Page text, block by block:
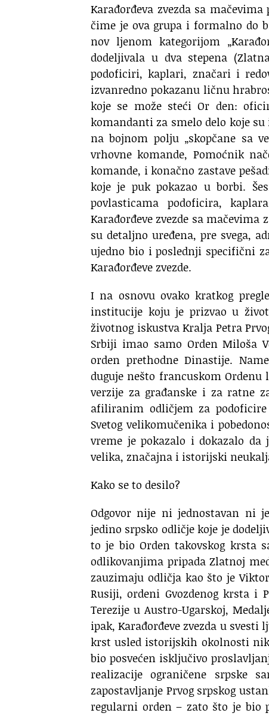
Karađorđeva zvezda sa mačevima
čime je ova grupa i formalno do
nov ljenom kategorijom
dodeljivala u dva stepena
podoficiri, kaplari, značari i
izvanredno pokazanu ličnu
koje se može steći Or den:
komandanti za smelo delo koje
na bojnom polju „skopčane sa
vrhovne komande, Pomoćnik
komande, i konačno zastave
koje je puk pokazao u borbi.
povlasticama podoficira,
Karađorđeve zvezde sa mačevima
su detaljno uređena, pre svega,
ujedno bio i poslednji specifični
Karađorđeve zvezde.
I na osnovu ovako kratkog
institucije koju je prizvao u
životnog iskustva Kralja Petra
Srbiji imao samo Orden Miloša
orden prethodne Dinastije.
duguje nešto francuskom
verzije za građanske i za ratne
afiliranim odličjem za
Svetog velikomučenika i
vreme je pokazalo i dokazalo da
velika, značajna i istorijski
Kako se to desilo?
Odgovor nije ni jednostavan ni
jedino srpsko odličje koje je
to je bio Orden takovskog krsta
odlikovanjima pripada Zlatnoj
zauzimaju odličja kao što je
Rusiji, ordeni Gvozdenog krsta i
Terezije u Austro-Ugarskoj,
ipak, Karađorđeve zvezda u
krst usled istorijskih okolnosti
bio posvećen isključivo
realizacije ograničene srpske
zapostavljanje Prvog srpskog
regularni orden – zato što je bio